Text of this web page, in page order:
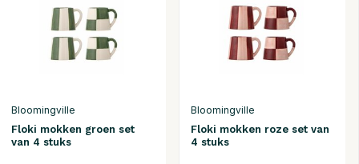
Bloomingville
Floki mokken groen set
van 4 stuks
Bloomingville
Floki mokken roze set van
4 stuks